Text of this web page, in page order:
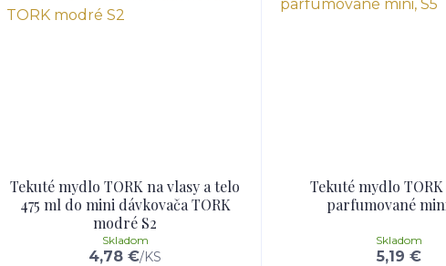
Tekuté mydlo TORK na vlasy a telo
475 ml do mini dávkovača TORK
modré S2
4,78 €/KS
Skladom
Tekuté mydlo
parfumované
5,19 €
Skladom